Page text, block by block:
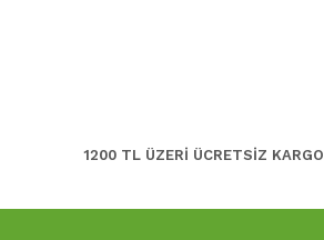
1200 TL ÜZERİ ÜCRETSİZ KARGO